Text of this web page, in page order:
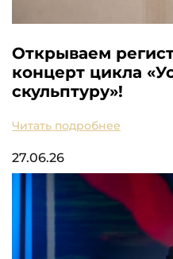
Открываем
концерт цикла
скульптуру»!
Читать подробнее
27.06.26